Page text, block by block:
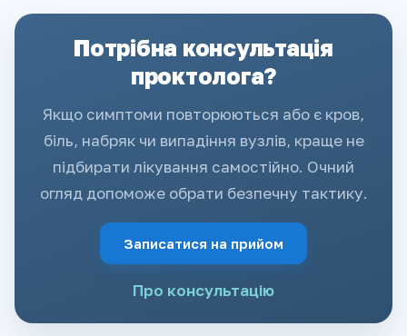
Потрібна консультація
проктолога?
Якщо симптоми повторюються або є кров,
біль, набряк чи випадіння вузлів, краще не
підбирати лікування самостійно. Очний
огляд допоможе обрати безпечну тактику.
Записатися на прийом
Про консультацію